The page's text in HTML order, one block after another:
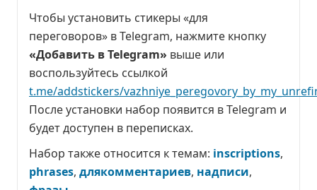
Чтобы установить стикеры «для
переговоров» в Telegram, нажмите кнопку
«Добавить в Telegram» выше или
воспользуйтесь ссылкой
t.me/addstickers/
После установки набор появится в Telegram и
будет доступен в переписках.
Набор также относится к темам: inscriptions,
phrases, длякомментариев, надписи,